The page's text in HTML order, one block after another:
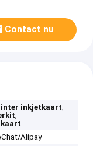
Contact nu
inkjetkaart,
,
Alipay